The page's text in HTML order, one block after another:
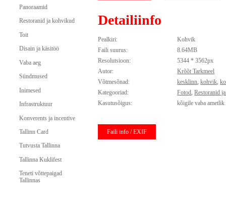
Panoraamid
Restoranid ja kohvikud
Toit
Disain ja käsitöö
Vaba aeg
Sündmused
Inimesed
Infrastruktuur
Konverents ja incentive
Tallinn Card
Tutvusta Tallinna
Tallinna Kuklifest
Teneti võttepaigad
Tallinnas
Detailiinfo
Pealkiri:
Kohvik
Faili suurus:
8.64MB
Resolutsioon:
5344 * 3562px
Autor:
Krõõt Tarkmeel
Võtmesõnad:
kesklinn,kohvik,
Kategooriad:
Fotod,Restoranid
Kasutusõigus:
kõigile vaba
Faili info / EXIF